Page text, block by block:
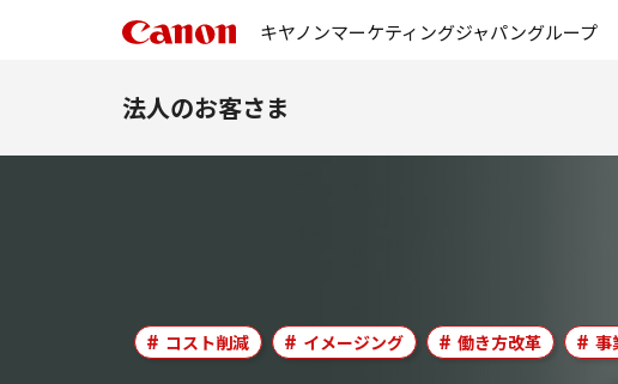
キヤノンマーケティングジャパングループ
法人のお客さま
コスト削減 イメージング 働き方改革 事